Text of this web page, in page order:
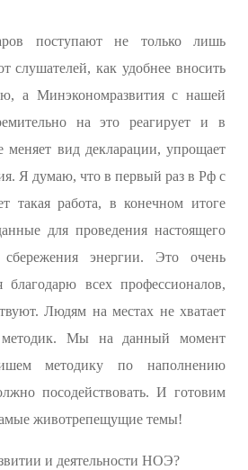
поступают не только лишь
слушателей, как удобнее вносить
а Минэкономразвития с нашей
на это реагирует и в
меняет вид декларации, упрощает
Я думаю, что в первый раз в Рф с
такая работа, в конечном итоге
для проведения настоящего
энергии. Это очень
всех профессионалов,
Людям на местах не хватает
методик. Мы на данный момент
методику по наполнению
посодействовать. И готовим
животрепещущие темы!
и деятельности НОЭ?